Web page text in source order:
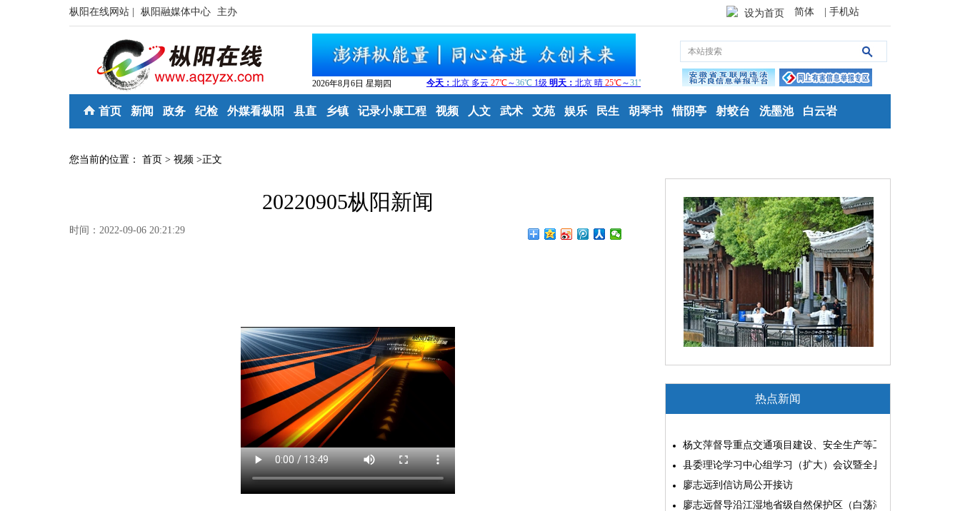
枞阳在线网站 | 枞阳融媒体中心 主办 设为首页 简体 | 手机站
2026年8月6日 星期四
首页 新闻 政务 纪检 外媒看枞阳 县直 乡镇 记录小康工程 视频 人文 武术 文苑 娱乐 民生 胡琴书 惜阴亭 射蛟台 洗墨池 白云岩
您当前的位置： 首页 > 视频 >正文
20220905枞阳新闻
时间：2022-09-06 20:21:29
热点新闻
杨文萍督导重点交通项目建设、安全生产等工作
县委理论学习中心组学习（扩大）会议暨全县“两为”能力素质
廖志远到信访局公开接访
廖志远督导沿江湿地省级自然保护区（白荡湖片区）问题整改